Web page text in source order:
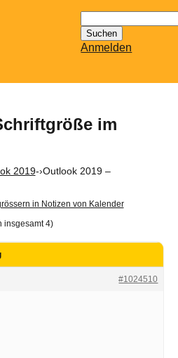
nach:
Anmelden
im
2019-›Outlook 2019 –
in Notizen von Kalender
insgesamt 4)
#1024510